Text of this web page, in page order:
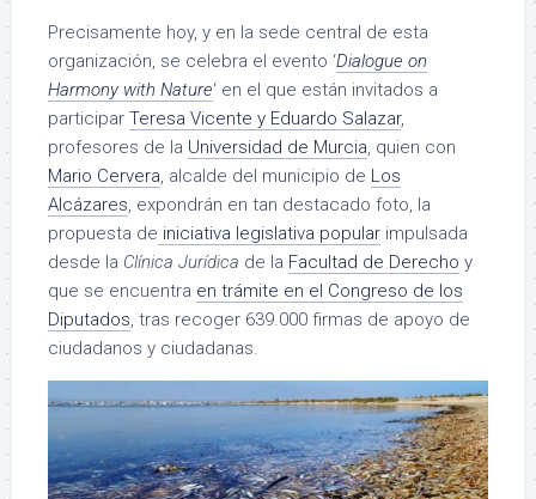
Precisamente hoy, y en la sede central de esta
organización, se celebra el evento ‘Dialogue on
Harmony with Nature‘ en el que están invitados a
participar Teresa Vicente y Eduardo Salazar,
profesores de la Universidad de Murcia, quien con
Mario Cervera, alcalde del municipio de Los
Alcázares, expondrán en tan destacado foto, la
propuesta de iniciativa legislativa popular impulsada
desde la Clínica Jurídica de la Facultad de Derecho y
que se encuentra en trámite en el Congreso de los
Diputados, tras recoger 639.000 firmas de apoyo de
ciudadanos y ciudadanas.